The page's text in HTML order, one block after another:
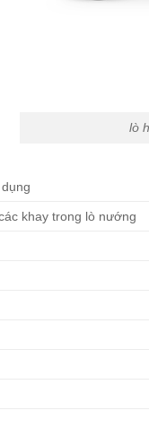
lò
khay trong lò nướng